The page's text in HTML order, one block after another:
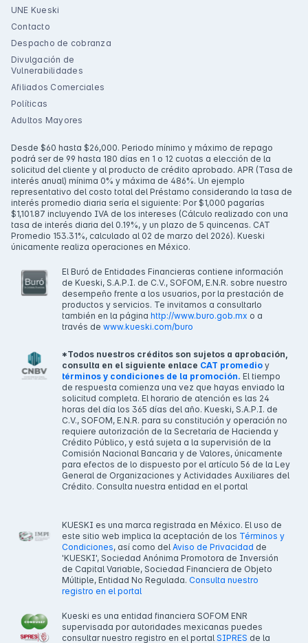
UNE Kueski
Contacto
Despacho de cobranza
Divulgación de
Vulnerabilidades
Afiliados Comerciales
Políticas
Adultos Mayores
Desde $60 hasta $26,000. Periodo mínimo y máximo de repago
podrá ser de 99 hasta 180 días en 1 o 12 cuotas a elección de la
solicitud del cliente y al producto de crédito aprobado. APR (Tasa de
interés anual) mínima 0% y máxima de 486%. Un ejemplo
representativo del costo total del Préstamo considerando la tasa de
interés promedio diaria sería el siguiente: Por $1,000 pagarías
$1,101.87 incluyendo IVA de los intereses (Cálculo realizado con una
tasa de interés diaria del 0.19%, y un plazo de 5 quincenas. CAT
Promedio 153.31%, calculado al 02 de marzo del 2026). Kueski
únicamente realiza operaciones en México.
El Buró de Entidades Financieras contiene información
de Kueski, S.A.P.I. de C.V., SOFOM, E.N.R. sobre nuestro
desempeño frente a los usuarios, por la prestación de
productos y servicios. Te invitamos a consultarlo
también en la página http://www.buro.gob.mx o a
través de www.kueski.com/buro
*Todos nuestros créditos son sujetos a aprobación,
consulta en el siguiente enlace CAT promedio y
términos y condiciones de la promoción. El tiempo
de respuesta comienza una vez que hayas enviado la
solicitud completa. El horario de atención es las 24
horas del día los 365 días del año. Kueski, S.A.P.I. de
C.V., SOFOM, E.N.R. para su constitución y operación no
requiere autorización de la Secretaría de Hacienda y
Crédito Público, y está sujeta a la supervisión de la
Comisión Nacional Bancaria y de Valores, únicamente
para efectos de lo dispuesto por el artículo 56 de la Ley
General de Organizaciones y Actividades Auxiliares del
Crédito. Consulta nuestra entidad en el portal
KUESKI es una marca registrada en México. El uso de
este sitio web implica la aceptación de los Términos y
Condiciones, así como del Aviso de Privacidad de
'KUESKI', Sociedad Anónima Promotora de Inversión
de Capital Variable, Sociedad Financiera de Objeto
Múltiple, Entidad No Regulada. Consulta nuestro
registro en el portal
Kueski es una entidad financiera SOFOM ENR
supervisada por autoridades mexicanas puedes
consultar nuestro registro en el portal SIPRES de la